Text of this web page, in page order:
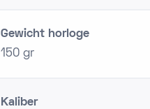
Gewicht horloge
150 gr
Kaliber